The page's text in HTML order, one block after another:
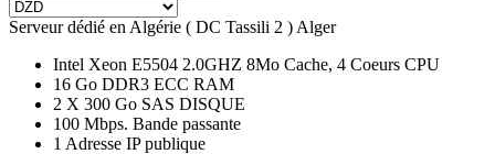
Serveur dédié en Algérie ( DC Tassili 2 ) Alger
Intel Xeon E5504 2.0GHZ 8Mo Cache, 4 Coeurs CPU
16 Go DDR3 ECC RAM
2 X 300 Go SAS DISQUE
100 Mbps. Bande passante
1 Adresse IP publique